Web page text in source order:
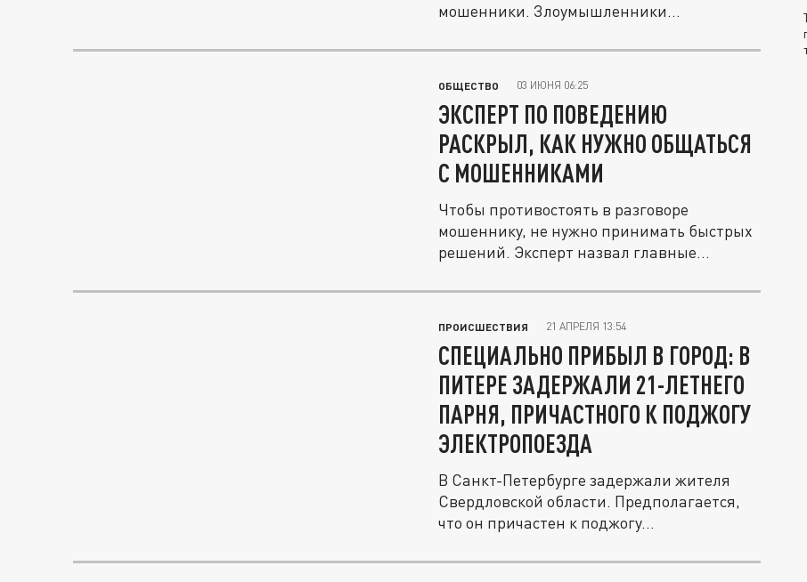
мошенники. Злоумышленники
ОБЩЕСТВО 03 ИЮНЯ 06:25
ЭКСПЕРТ ПО ПОВЕДЕНИЮ
РАСКРЫЛ, КАК НУЖНО ОБЩАТЬСЯ
С МОШЕННИКАМИ
Чтобы противостоять в разговоре
мошеннику, не нужно принимать быстрых
решений. Эксперт назвал главные
ПРОИСШЕСТВИЯ 21 АПРЕЛЯ 13:54
СПЕЦИАЛЬНО ПРИБЫЛ В ГОРОД: В
ПИТЕРЕ ЗАДЕРЖАЛИ 21-ЛЕТНЕГО
ПАРНЯ, ПРИЧАСТНОГО К ПОДЖОГУ
ЭЛЕКТРОПОЕЗДА
В Санкт-Петербурге задержали жителя
Свердловской области. Предполагается,
что он причастен к поджогу...